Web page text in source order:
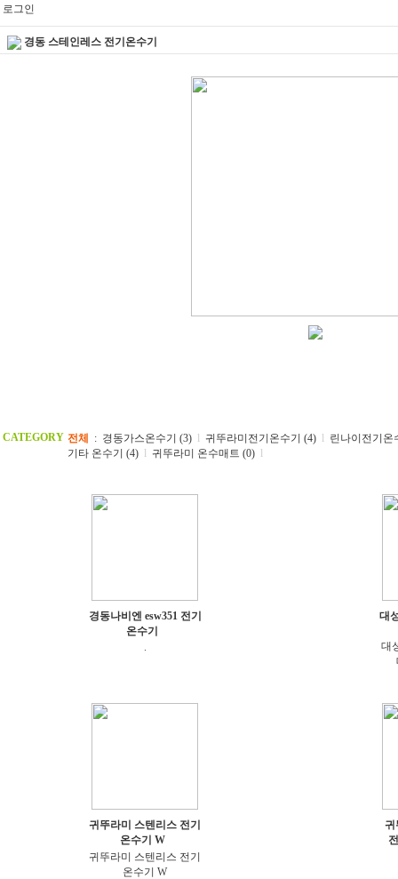
로그인
경동 스테인레스 전기온수기
CATEGORY 전체 : 경동가스온수기 (3) 귀뚜라미전기온수기 (4)
린나이전기온
기타 온수기 (4)
귀뚜라미 온수매트 (0)
경동나비엔 esw351 전기
온수기
.
대
대
귀뚜라미 스텐리스 전기
온수기 W
귀뚜라미 스텐리스 전기
온수기 W
귀